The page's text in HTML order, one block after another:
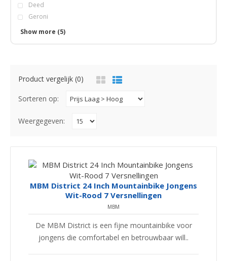
Deed
Geroni
Lombardo
Veloce
Show more (5)
Product vergelijk (0)
Sorteren op:
Weergegeven:
MBM District 24 Inch Mountainbike Jongens
Wit-Rood 7 Versnellingen
MBM
De MBM District is een fijne mountainbike voor
jongens die comfortabel en betrouwbaar will..